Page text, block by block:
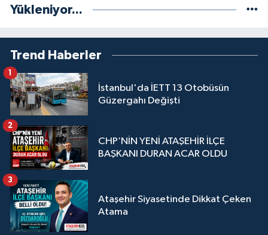
Yükleniyor...
Trend Haberler
İstanbul'da İETT 13 Otobüsün
Güzergahı Değişti
1
CHP’NİN YENİ ATAŞEHİR İLÇE
BAŞKANI DURAN ACAR OLDU
2
Ataşehir Siyasetinde Dikkat Çeken
Atama
3